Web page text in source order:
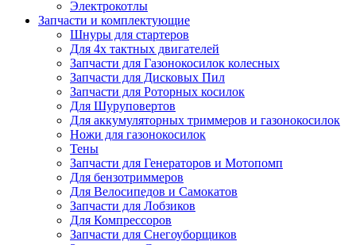
Электрокотлы
Запчасти и комплектующие
Шнуры для стартеров
Для 4х тактных двигателей
Запчасти для Газонокосилок колесных
Запчасти для Дисковых Пил
Запчасти для Роторных косилок
Для Шуруповертов
Для аккумуляторных триммеров и газонокосилок
Ножи для газонокосилок
Тены
Запчасти для Генераторов и Мотопомп
Для бензотриммеров
Для Велосипедов и Самокатов
Запчасти для Лобзиков
Для Компрессоров
Запчасти для Снегоуборщиков